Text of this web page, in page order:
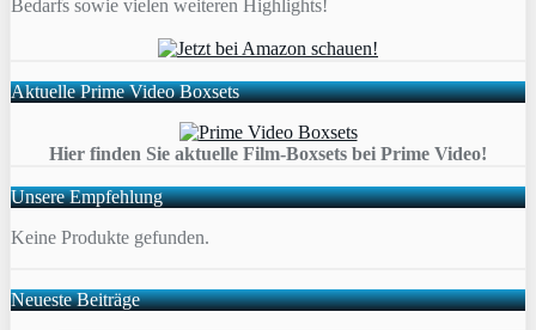
Bedarfs sowie vielen weiteren Highlights!
Aktuelle Prime Video Boxsets
Hier finden Sie aktuelle Film-Boxsets bei Prime Video!
Unsere Empfehlung
Keine Produkte gefunden.
Neueste Beiträge